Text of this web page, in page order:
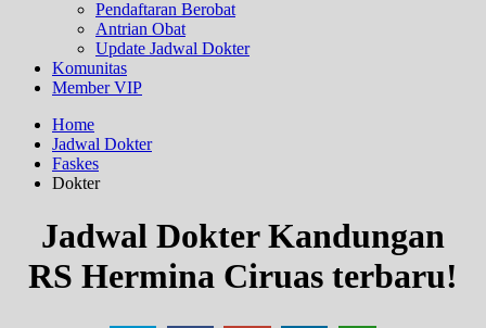
Pendaftaran Berobat
Antrian Obat
Update Jadwal Dokter
Komunitas
Member VIP
Home
Jadwal Dokter
Faskes
Dokter
Jadwal Dokter Kandungan
RS Hermina Ciruas terbaru!